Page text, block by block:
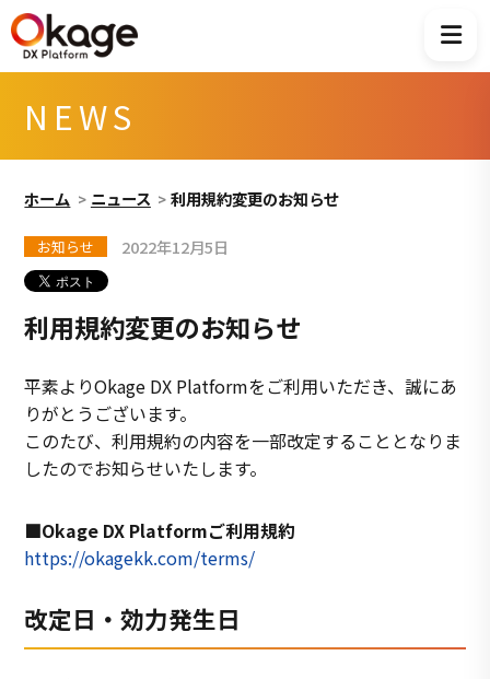
NEWS
ホーム ニュース 利用規約変更のお知らせ
お知らせ 2022年12月5日
利用規約変更のお知らせ
平素よりOkage DX Platformをご利用いただき、誠にあ
りがとうございます。
このたび、利用規約の内容を一部改定することとなりま
したのでお知らせいたします。
■Okage DX Platformご利用規約
https://okagekk.com/terms/
改定日・効力発生日